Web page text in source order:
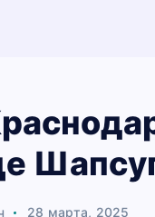
28 марта, 2025